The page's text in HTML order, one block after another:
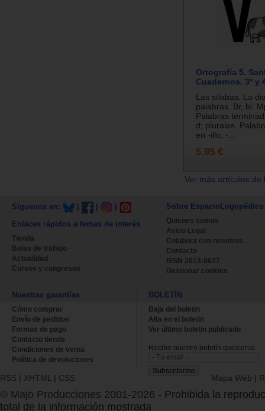
Ortografía 5.
Cuadernos. 3º y
Las sílabas. La
palabras. Br, bl.
Palabras
d; plurales.
en -illo, -...
5.95 €
Ver más artículos
Síguenos en:
Enlaces rápidos a temas de interés
Tienda
Bolsa de trabajo
Actualidad
Cursos y congresos
Sobre EspacioLogopédico
Quienes somos
Aviso Legal
Colabora con nosotros
Contacta
ISSN 2013-0627
Gestionar cookies
Nuestras garantías
Cómo comprar
Envío de pedidos
Formas de pago
Contacto tienda
Condiciones de venta
Política de devoluciones
BOLETÍN
Baja del boletin
Alta en el boletin
Ver último boletin publicado
Recibe nuestro boletín quincenal.
RSS | XHTML | CSS Mapa Web |
© Majo Producciones 2001-2026 - Prohibida la
total de la información mostrada